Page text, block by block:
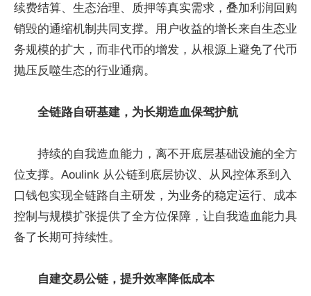
续费结算、生态治理、质押等真实需求，叠加利润回购
销毁的通缩机制共同支撑。用户收益的增长来自生态业
务规模的扩大，而非代币的增发，从根源上避免了代币
抛压反噬生态的行业通病。
全链路自研基建，为长期造血保驾护航
持续的自我造血能力，离不开底层基础设施的全方
位支撑。Aoulink 从公链到底层协议、从风控体系到入
口钱包实现全链路自主研发，为业务的稳定运行、成本
控制与规模扩张提供了全方位保障，让自我造血能力具
备了长期可持续性。
自建交易公链，提升效率降低成本